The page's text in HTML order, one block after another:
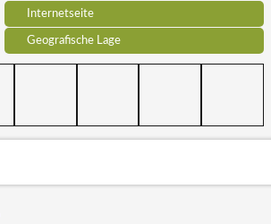
Internetseite
Geografische Lage